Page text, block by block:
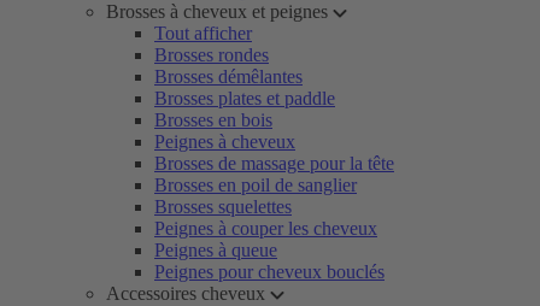
Brosses à cheveux et peignes
Tout afficher
Brosses rondes
Brosses démêlantes
Brosses plates et paddle
Brosses en bois
Peignes à cheveux
Brosses de massage pour la tête
Brosses en poil de sanglier
Brosses squelettes
Peignes à couper les cheveux
Peignes à queue
Peignes pour cheveux bouclés
Accessoires cheveux